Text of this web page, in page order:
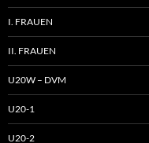
I. FRAUEN
II. FRAUEN
U20W – DVM
U20-1
U20-2